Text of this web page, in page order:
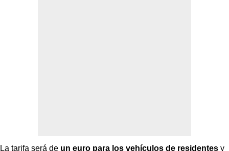
La tarifa será de un euro para los vehículos de residentes y